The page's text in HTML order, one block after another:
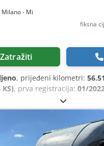
Milano - Mi
fiksna
Zatražiti
, prijeđeni kilometri:
, prva registracija: 01/
automatski